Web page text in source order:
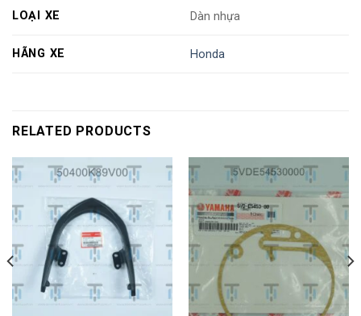
LOẠI XE Dàn nhựa
HÃNG XE Honda
RELATED PRODUCTS